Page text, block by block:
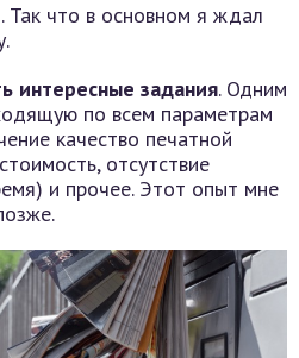
Так что в основном я ждал
интересные задания. Одним
по всем параметрам
качество печатной
отсутствие
и прочее. Этот опыт мне